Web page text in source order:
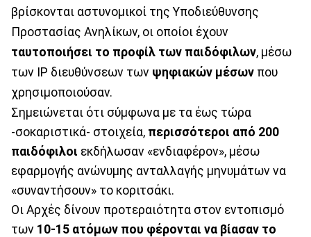
βρίσκονται αστυνομικοί της Υποδιεύθυνσης
Προστασίας Ανηλίκων, οι οποίοι έχουν
ταυτοποιήσει το προφίλ των παιδόφιλων, μέσω
των IP διευθύνσεων των ψηφιακών μέσων που
χρησιμοποιούσαν.
Σημειώνεται ότι σύμφωνα με τα έως τώρα
-σοκαριστικά- στοιχεία, περισσότεροι από 200
παιδόφιλοι εκδήλωσαν «ενδιαφέρον», μέσω
εφαρμογής ανώνυμης ανταλλαγής μηνυμάτων να
«συναντήσουν» το κοριτσάκι.
Οι Αρχές δίνουν προτεραιότητα στον εντοπισμό
των 10-15 ατόμων που φέρονται να βίασαν το